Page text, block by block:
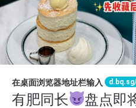
在桌面浏览器地址栏输入
有肥同长
盘点即